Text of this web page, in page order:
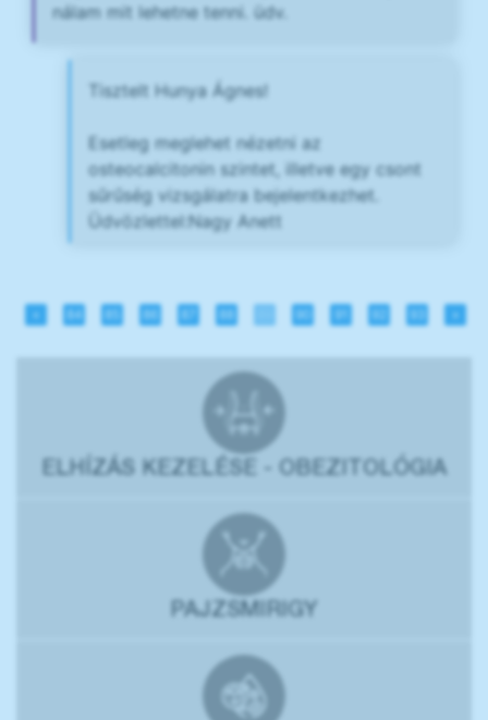
nálam mit lehetne tenni. üdv.
Tisztelt Hunya Ágnes!
Esetleg meglehet nézetni az
osteocalcitonin szintet, illetve egy csont
sűrűség vizsgálatra bejelentkezhet.
Üdvözlettel:Nagy Anett
« 84 85 86 87 88 90 92 93 »
ELHÍZÁS KEZELÉSE - OBEZITOLÓGIA
PAJZSMIRIGY